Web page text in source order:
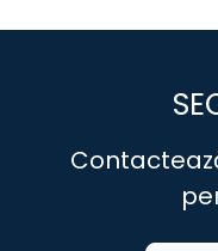
Comuna Someş-
Comuna Vârşolţ